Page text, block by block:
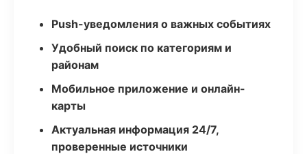
Push-уведомления о важных событиях
Удобный поиск по категориям и
районам
Мобильное приложение и онлайн-
карты
Актуальная информация 24/7,
проверенные источники